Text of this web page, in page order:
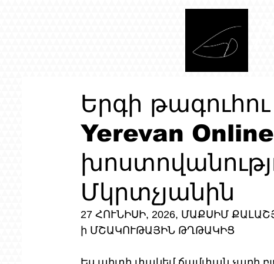
Երգի
Yerevan
Մկրտչյանին
27 ՀՈՒՆԻՍԻ, 2026, ՄԱՔՍԻՄ
ի ՄՇԱԿՈՒԹԱՅԻՆ ԹՂԹԱԿԻՑ